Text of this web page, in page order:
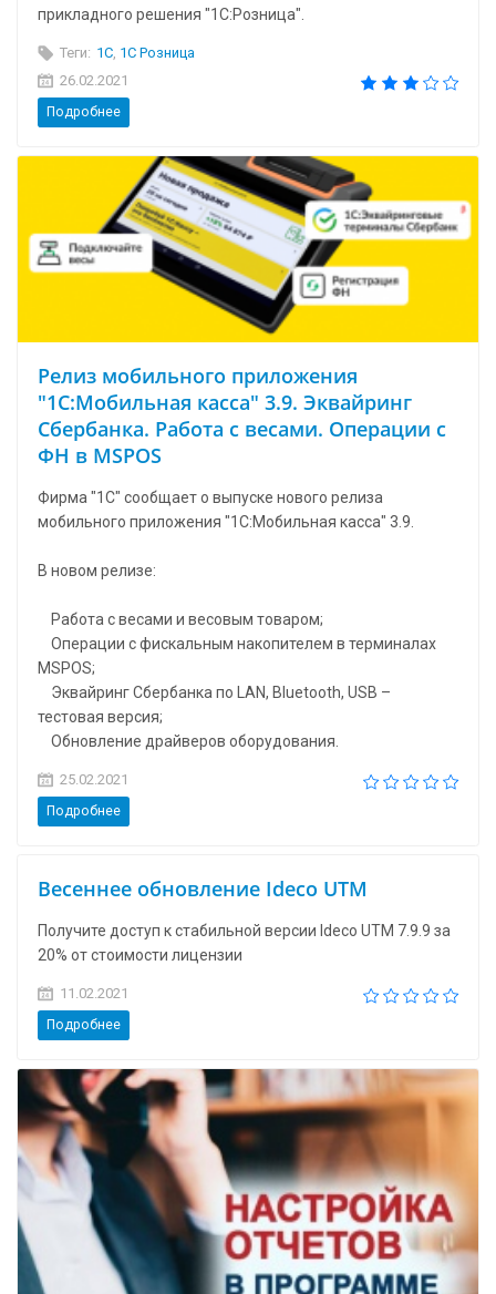
прикладного решения "1С:Розница".
Теги: 1C, 1С Розница
26.02.2021
Подробнее
Релиз мобильного приложения
"1С:Мобильная касса" 3.9. Эквайринг
Сбербанка. Работа с весами. Операции с
ФН в MSPOS
Фирма "1С" сообщает о выпуске нового релиза
мобильного приложения "1С:Мобильная касса" 3.9.
В новом релизе:
Работа с весами и весовым товаром;
Операции с фискальным накопителем в терминалах
MSPOS;
Эквайринг Сбербанка по LAN, Bluetooth, USB –
тестовая версия;
Обновление драйверов оборудования.
25.02.2021
Подробнее
Весеннее обновление Ideco UTM
Получите доступ к стабильной версии Ideco UTM 7.9.9 за
20% от стоимости лицензии
11.02.2021
Подробнее